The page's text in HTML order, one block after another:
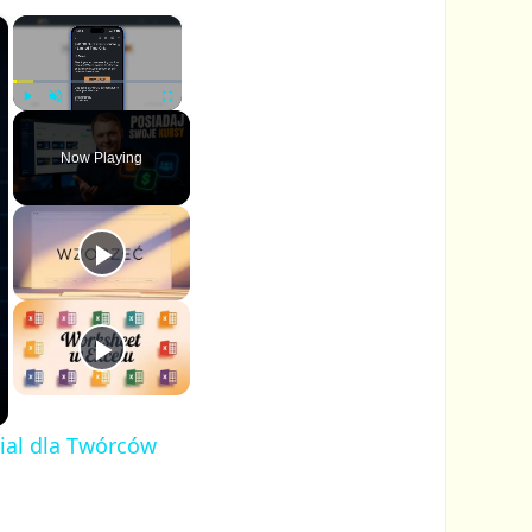
×
y
n
u
F
l
l
r
e
e
n
Now Playing
dla Twórców